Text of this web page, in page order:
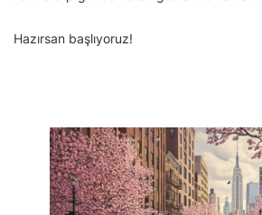
Hazırsan başlıyoruz!